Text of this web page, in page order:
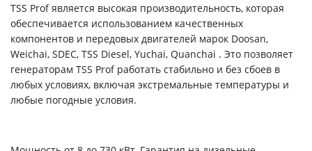
TSS Prof является высокая производительность, которая
обеспечивается использованием качественных
компонентов и передовых двигателей марок Doosan,
Weichai, SDEC, TSS Diesel, Yuchai, Quanchai . Это позволяет
генераторам TSS Prof работать стабильно и без сбоев в
любых условиях, включая экстремальные температуры и
любые погодные условия.